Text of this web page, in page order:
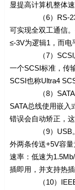
显提高计算机整体速
（6）RS-232C
可实现全双工通信
≤-3V为逻辑1，而电
（7）SCSI总线
一个SCSI标准，传
SCSI也称Ultra4
（8）SATA。
SATA总线使用嵌
错误会自动矫正，
（9）USB。通用
外两条传送+5V容
速率：低速为
插即用，并支持热插
（10）IEEE-